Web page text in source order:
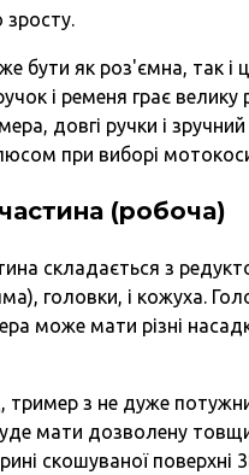
зросту.
бути як роз'ємна, так і
і ременя грає велику
довгі ручки і
при виборі
(робоча)
складається з
головки, і кожуха.
може мати різні
тример з не дуже
мати дозволену
скошуваної поверхні